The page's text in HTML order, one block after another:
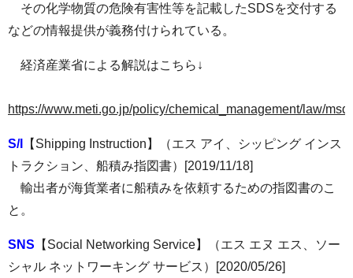
その化学物質の危険有害性等を記載したSDSを交付する
などの情報提供が義務付けられている。
経済産業省による解説はこちら↓
https://www.meti.go.jp/policy/chemical_management/law/
S/I
【Shipping Instruction】（エス アイ、シッピング インス
トラクション、船積み指図書）[2019/11/18]
輸出者が海貨業者に船積みを依頼するための指図書のこ
と。
SNS 【Social Networking Service】（エス エヌ エス、ソー
シャル ネットワーキング サービス）[2020/05/26]